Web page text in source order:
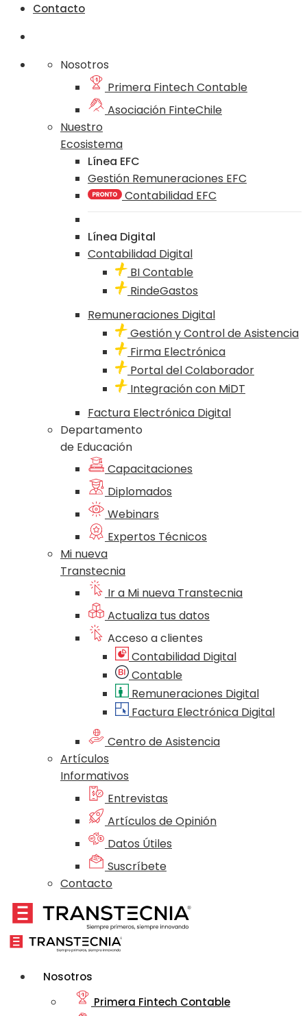
Contacto
Nosotros
Primera Fintech Contable
Asociación FinteChile
Nuestro
Ecosistema
Línea EFC
Gestión Remuneraciones EFC
Contabilidad EFC
Línea Digital
Contabilidad Digital
BI Contable
RindeGastos
Remuneraciones Digital
Gestión y Control de Asistencia
Firma Electrónica
Portal del Colaborador
Integración con MiDT
Factura Electrónica Digital
Departamento
de Educación
Capacitaciones
Diplomados
Webinars
Expertos Técnicos
Mi nueva
Transtecnia
Ir a Mi nueva Transtecnia
Actualiza tus datos
Acceso a clientes
Contabilidad Digital
Contable
Remuneraciones Digital
Factura Electrónica Digital
Centro de Asistencia
Artículos
Informativos
Entrevistas
Artículos de Opinión
Datos Útiles
Suscríbete
Contacto
Nosotros
Primera Fintech Contable